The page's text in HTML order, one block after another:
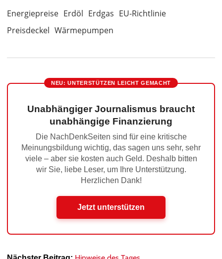
Energiepreise Erdöl Erdgas EU-Richtlinie
Preisdeckel Wärmepumpen
NEU: UNTERSTÜTZEN LEICHT GEMACHT
Unabhängiger Journalismus braucht
unabhängige Finanzierung
Die NachDenkSeiten sind für eine kritische
Meinungsbildung wichtig, das sagen uns sehr, sehr
viele – aber sie kosten auch Geld. Deshalb bitten
wir Sie, liebe Leser, um Ihre Unterstützung.
Herzlichen Dank!
Jetzt unterstützen